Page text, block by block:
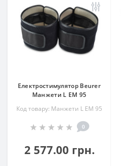
Електростимулятор Beurer
Манжети L EM 95
Код товару: Манжети L EM 95
0
2 577.00 грн.